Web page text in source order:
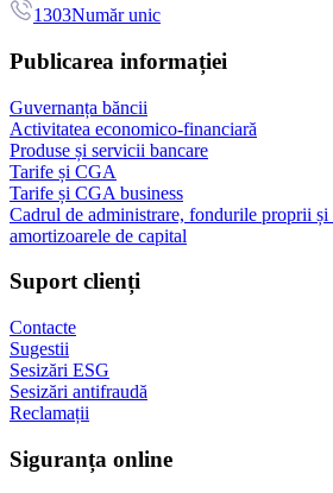
1303Număr unic
Publicarea informației
Guvernanța băncii
Activitatea economico-financiară
Produse și servicii bancare
Tarife și CGA
Tarife și CGA business
Cadrul de administrare, fondurile proprii și
amortizoarele de capital
Suport clienți
Contacte
Sugestii
Sesizări ESG
Sesizări antifraudă
Reclamații
Siguranța online